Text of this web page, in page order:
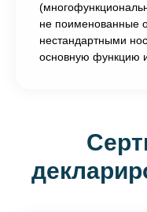
не поименованные
нестандартными
основную функцию